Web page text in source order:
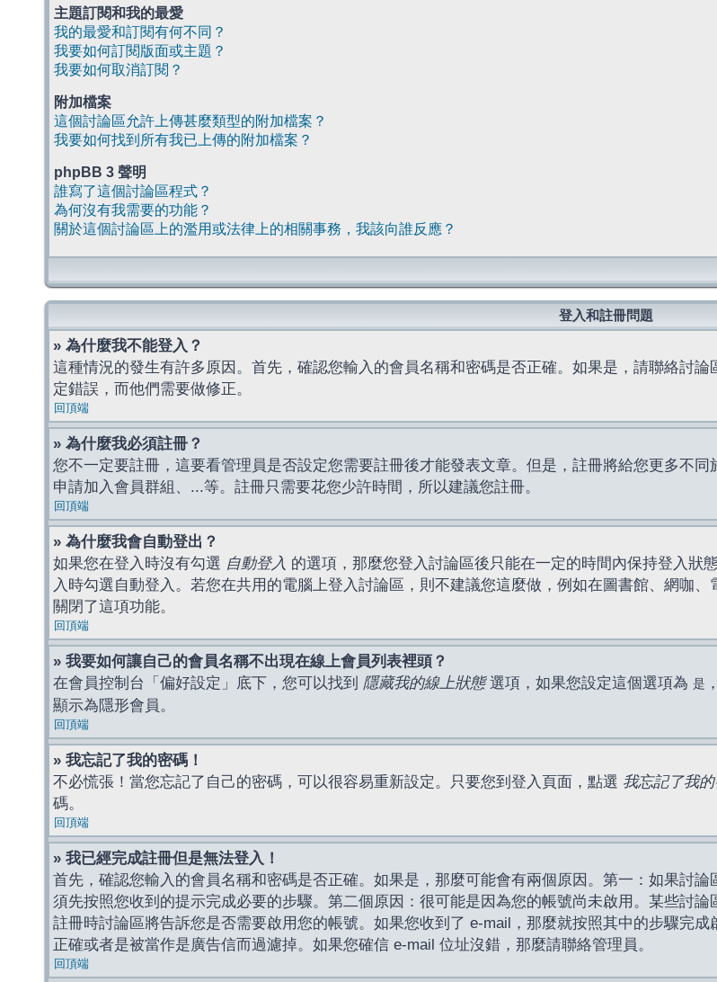
主題訂閱和我的最愛
我的最愛和訂閱有何不同？
我要如何訂閱版面或主題？
我要如何取消訂閱？
附加檔案
這個討論區允許上傳甚麼類型的附加檔案？
我要如何找到所有我已上傳的附加檔案？
phpBB 3 聲明
誰寫了這個討論區程式？
為何沒有我需要的功能？
關於這個討論區上的濫用或法律上的相關事務，我該向誰反應？
登入和註冊問題
» 為什麼我不能登入？
這種情況的發生有許多原因。首先，確認您輸入的會員名稱和密碼是否正確。如果是，請聯絡討
定錯誤，而他們需要做修正。
回頂端
» 為什麼我必須註冊？
您不一定要註冊，這要看管理員是否設定您需要註冊後才能發表文章。但是，註冊將給您更多不
申請加入會員群組、...等。註冊只需要花您少許時間，所以建議您註冊。
回頂端
» 為什麼我會自動登出？
如果您在登入時沒有勾選 自動登入 的選項，那麼您登入討論區後只能在一定的時間內保持登入狀
入時勾選自動登入。若您在共用的電腦上登入討論區，則不建議您這麼做，例如在圖書館、網咖
關閉了這項功能。
回頂端
» 我要如何讓自己的會員名稱不出現在線上會員列表裡頭？
在會員控制台「偏好設定」底下，您可以找到 隱藏我的線上狀態選項，如果您設定這個選項為 是
顯示為隱形會員。
回頂端
» 我忘記了我的密碼！
不必慌張！當您忘記了自己的密碼，可以很容易重新設定。只要您到登入頁面，點選 我忘記了我
碼。
回頂端
» 我已經完成註冊但是無法登入！
首先，確認您輸入的會員名稱和密碼是否正確。如果是，那麼可能會有兩個原因。第一：如果討
須先按照您收到的提示完成必要的步驟。第二個原因：很可能是因為您的帳號尚未啟用。某些討
註冊時討論區將告訴您是否需要啟用您的帳號。如果您收到了 e-mail，那麼就按照其中的步驟完
正確或者是被當作是廣告信而過濾掉。如果您確信 e-mail 位址沒錯，那麼請聯絡管理員。
回頂端